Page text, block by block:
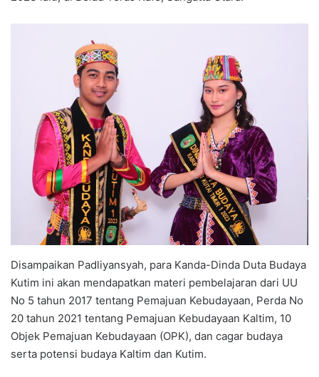
Disampaikan Padliyansyah, para Kanda-Dinda Duta Budaya
Kutim ini akan mendapatkan materi pembelajaran dari UU
No 5 tahun 2017 tentang Pemajuan Kebudayaan, Perda No
20 tahun 2021 tentang Pemajuan Kebudayaan Kaltim, 10
Objek Pemajuan Kebudayaan (OPK), dan cagar budaya
serta potensi budaya Kaltim dan Kutim.